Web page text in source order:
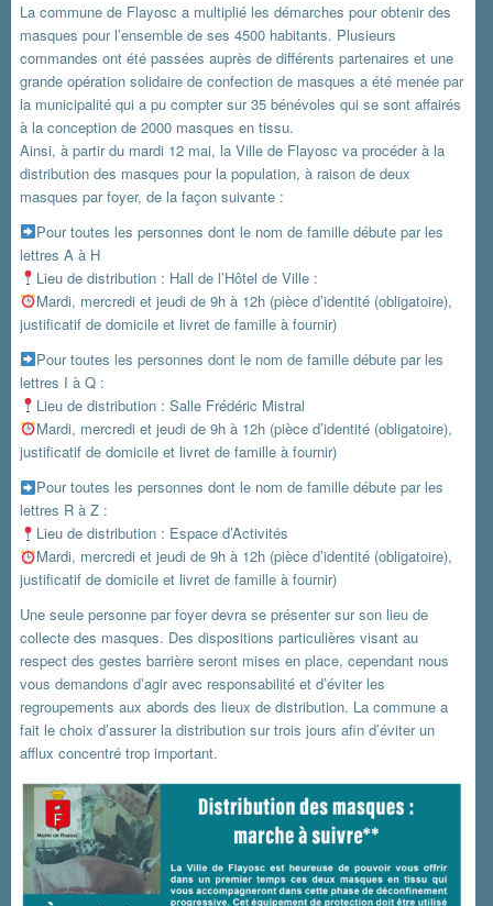
La commune de Flayosc a multiplié les démarches pour obtenir des
masques pour l’ensemble de ses 4500 habitants. Plusieurs
commandes ont été passées auprès de différents partenaires et une
grande opération solidaire de confection de masques a été menée par
la municipalité qui a pu compter sur 35 bénévoles qui se sont affairés
à la conception de 2000 masques en tissu.
Ainsi, à partir du mardi 12 mai, la Ville de Flayosc va procéder à la
distribution des masques pour la population, à raison de deux
masques par foyer, de la façon suivante :
Pour toutes les personnes dont le nom de famille débute par les
lettres A à H
Lieu de distribution : Hall de l’Hôtel de Ville :
Mardi, mercredi et jeudi de 9h à 12h (pièce d’identité (obligatoire),
justificatif de domicile et livret de famille à fournir)
Pour toutes les personnes dont le nom de famille débute par les
lettres I à Q :
Lieu de distribution : Salle Frédéric Mistral
Mardi, mercredi et jeudi de 9h à 12h (pièce d’identité (obligatoire),
justificatif de domicile et livret de famille à fournir)
Pour toutes les personnes dont le nom de famille débute par les
lettres R à Z :
Lieu de distribution : Espace d’Activités
Mardi, mercredi et jeudi de 9h à 12h (pièce d’identité (obligatoire),
justificatif de domicile et livret de famille à fournir)
Une seule personne par foyer devra se présenter sur son lieu de
collecte des masques. Des dispositions particulières visant au
respect des gestes barrière seront mises en place, cependant nous
vous demandons d’agir avec responsabilité et d’éviter les
regroupements aux abords des lieux de distribution. La commune a
fait le choix d’assurer la distribution sur trois jours afin d’éviter un
afflux concentré trop important.